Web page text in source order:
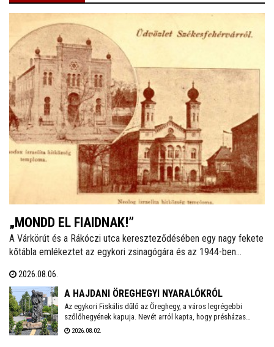
„MONDD EL FIAIDNAK!”
A Várkörút és a Rákóczi utca kereszteződésében egy nagy fekete
kőtábla emlékeztet az egykori zsinagógára és az 1944-ben
legtöbben a vészkorszakot és az azt közvetlenül megelőző
éveket idézik fel. Talán azért, mert nem ismerik a korábbi időket,
mint ahogy sokan azt sem tudják: ma is létezik hitközség a
városban.
2026.08.06.
A HAJDANI ÖREGHEGYI NYARALÓKRÓL
Az egykori Fiskális dűlő az Öreghegy, a város legrégebbi
szőlőhegyének kapuja. Nevét arról kapta, hogy présházas
telkeit többnyire városi tisztviselők, hivatalnokok vásárolták
2026.08.02.